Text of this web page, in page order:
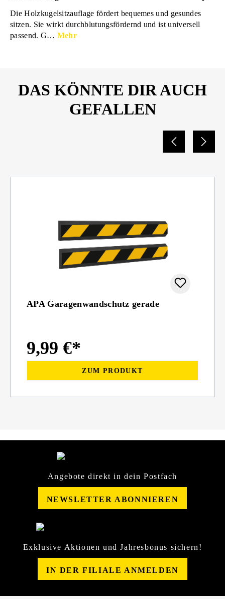
Die Holzkugelsitzauflage fördert bequemes und gesundes
sitzen. Sie wirkt durchblutungsfördernd und ist universell
passend. G… Mehr
DAS KÖNNTE DIR AUCH
GEFALLEN
APA Garagenwandschutz gerade
9,99 €*
ZUM PRODUKT
Angebote direkt in dein Postfach
NEWSLETTER ABONNIEREN
Exklusive Aktionen und Jahresbonus sichern!
IN DER FILIALE ANMELDEN